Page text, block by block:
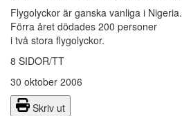
Flygolyckor är ganska vanliga i Nigeria.
Förra året dödades 200 personer
i två stora flygolyckor.
8 SIDOR/TT
30 oktober 2006
Skriv ut